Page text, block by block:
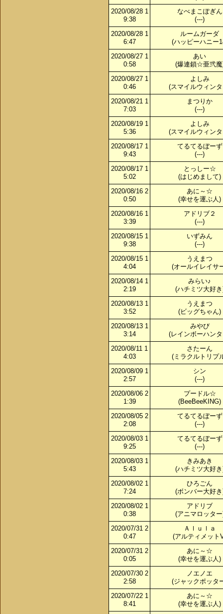
2020/08/28 1
9:38
なべまこぽぎん
(---)
2020/08/28 1
6:47
ルームガーダ
(ハッピーハニー
2020/08/27 1
0:58
あい
(爆連鎖☆亜弐
2020/08/27 1
0:46
よしみ
(スマイルウィン
2020/08/21 1
7:03
まつりか
(---)
2020/08/19 1
5:36
よしみ
(スマイルウィン
2020/08/17 1
9:43
てるてるぼーず
(---)
2020/08/17 1
5:02
とっしー☆
(はじめまして)
2020/08/16 2
0:50
あに～☆
(幸せを運ぶ人)
2020/08/16 1
3:39
アドリブ２
(---)
2020/08/15 1
9:38
いずみん
(---)
2020/08/15 1
4:04
うえまつ
(オールイレイサ
2020/08/14 1
2:19
みらい♪
(ハチミツ大好
2020/08/13 1
3:52
うえまつ
(ビッグちゃん)
2020/08/13 1
3:14
みやび
(レインボーハン
2020/08/11 1
4:03
さたーん
(ミラクルトリプ
2020/08/09 1
2:57
シン
(---)
2020/08/06 2
1:39
プードル☆
(BeeBeeKING)
2020/08/05 2
2:08
てるてるぼーず
(---)
2020/08/03 1
9:25
てるてるぼーず
(---)
2020/08/03 1
5:43
きみあき
(ハチミツ大好
2020/08/02 1
7:24
ひろごん
(ボンバー大好
2020/08/02 1
0:38
アドリブ
(アニマロッタ
2020/07/31 2
0:47
Ａｌｕｌａ
(アルティメット
2020/07/31 2
0:05
あに～☆
(幸せを運ぶ人)
2020/07/30 2
2:58
ノエノエ
(ジャックポッタ
2020/07/22 1
8:41
あに～☆
(幸せを運ぶ人)